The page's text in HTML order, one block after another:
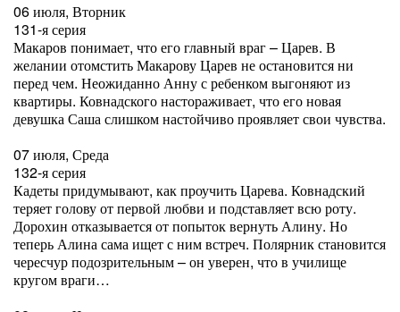
06 июля, Вторник
131-я серия
Макаров понимает, что его главный враг – Царев. В
желании отомстить Макарову Царев не остановится ни
перед чем. Неожиданно Анну с ребенком выгоняют из
квартиры. Ковнадского настораживает, что его новая
девушка Саша слишком настойчиво проявляет свои чувства.
07 июля, Среда
132-я серия
Кадеты придумывают, как проучить Царева. Ковнадский
теряет голову от первой любви и подставляет всю роту.
Дорохин отказывается от попыток вернуть Алину. Но
теперь Алина сама ищет с ним встреч. Полярник становится
чересчур подозрительным – он уверен, что в училище
кругом враги…